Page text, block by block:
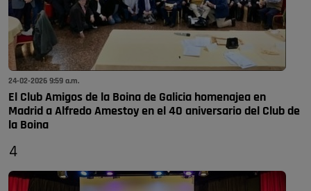
24-02-2026 9:59 a.m.
El Club Amigos de la Boina de Galicia homenajea en
Madrid a Alfredo Amestoy en el 40 aniversario del Club de
la Boina
4